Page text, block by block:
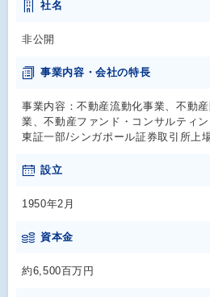
社名
非公開
事業内容・会社の特長
事業内容：不動産流動化事業、不動
業、不動産ファンド・コンサルティ
東証一部/シンガポール証券取引所上
設立
1950年2月
資本金
約6,500百万円